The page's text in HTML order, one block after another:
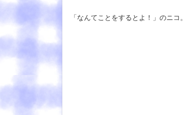
「なんてことをするとよ！」のニコ。